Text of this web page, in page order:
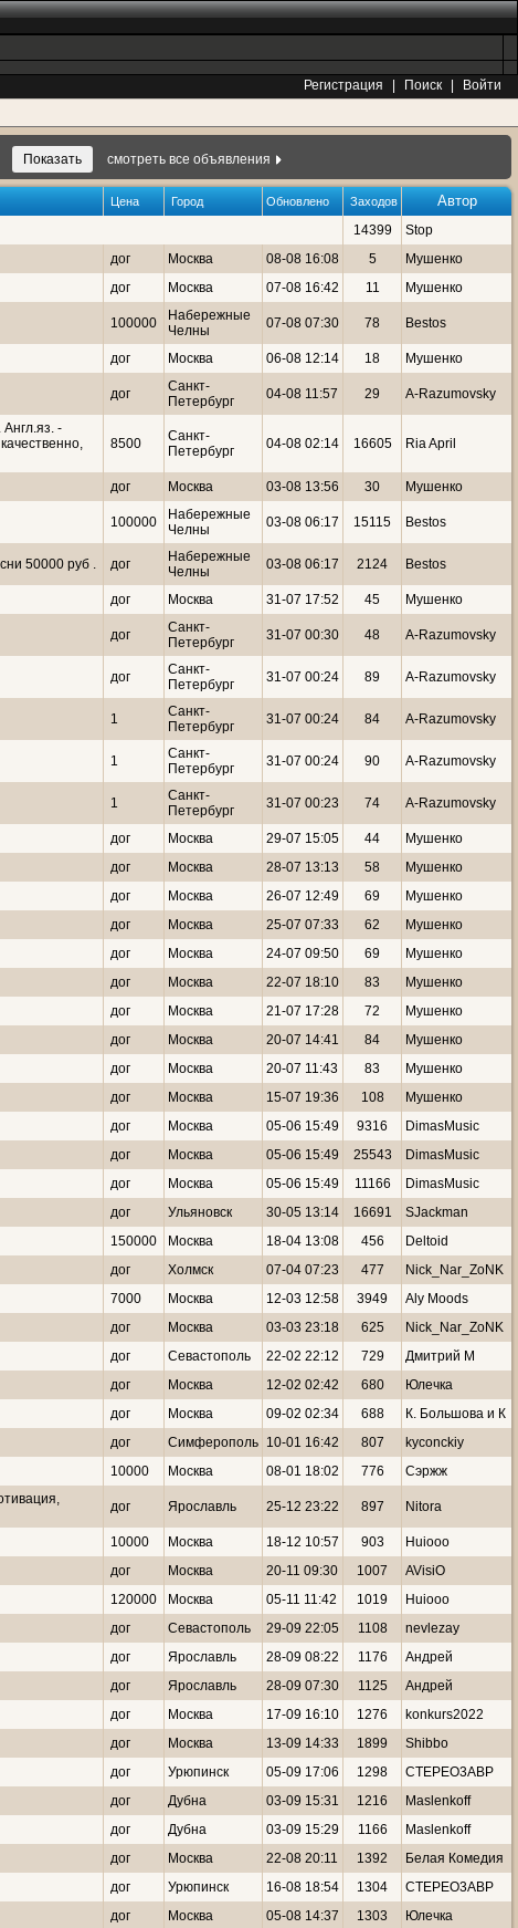
Регистрация Поиск
Войти
смотреть все объявления
Цена Город Обновлено Заходов Автор
14399
Stop
дог Москва 08-08 16:08 5
Мушенко
дог Москва 07-08 16:42 11 Мушенко
100000
Набережные
Челны
07-08 07:30 78 Bestos
дог Москва 06-08 12:14 18 Мушенко
дог
Санкт-
Петербург
04-08 11:57 29 A-Razumovsky
-
8500
Санкт-
Петербург
04-08 02:14 16605 Ria April
дог Москва 03-08 13:56 30 Мушенко
100000
Набережные
Челны
03-08 06:17 15115 Bestos
50000 руб . дог
Набережные
Челны
03-08 06:17 2124 Bestos
дог Москва 31-07 17:52 45 Мушенко
дог
Санкт-
Петербург
31-07 00:30 48 A-Razumovsky
дог
Санкт-
Петербург
31-07 00:24 89 A-Razumovsky
1
Санкт-
Петербург
31-07 00:24 84 A-Razumovsky
1
Санкт-
Петербург
31-07 00:24 90 A-Razumovsky
1
Санкт-
Петербург
31-07 00:23 74 A-Razumovsky
дог Москва 29-07 15:05 44
Мушенко
дог Москва 28-07 13:13 58
Мушенко
дог Москва 26-07 12:49 69
Мушенко
дог Москва 25-07 07:33 62
Мушенко
дог Москва 24-07 09:50 69
Мушенко
дог Москва 22-07 18:10 83
Мушенко
дог Москва 21-07 17:28 72
Мушенко
дог Москва 20-07 14:41 84
Мушенко
дог Москва 20-07 11:43 83
Мушенко
дог Москва 15-07 19:36 108
Мушенко
дог Москва 05-06 15:49 9316
DimasMusic
дог Москва 05-06 15:49 25543
DimasMusic
дог Москва 05-06 15:49 11166
DimasMusic
дог Ульяновск 30-05 13:14 16691
SJackman
150000 Москва 18-04 13:08 456
Deltoid
дог Холмск 07-04 07:23 477
Nick_Nar_ZoNK
7000 Москва 12-03 12:58 3949
Aly Moods
дог Москва 03-03 23:18 625
Nick_Nar_ZoNK
дог Севастополь 22-02 22:12 729
Дмитрий М
дог Москва 12-02 02:42 680
Юлечка
дог Москва 09-02 02:34 688
К. Большова и К
дог Симферополь 10-01 16:42 807
kyconckiy
10000 Москва 08-01 18:02 776 Сэржж
дог Ярославль 25-12 23:22 897 Nitora
10000 Москва 18-12 10:57 903
Huiooo
дог Москва 20-11 09:30 1007
AVisiO
120000 Москва 05-11 11:42 1019
Huiooo
дог Севастополь 29-09 22:05 1108
nevlezay
дог Ярославль 28-09 08:22 1176
Андрей
дог Ярославль 28-09 07:30 1125
Андрей
дог Москва 17-09 16:10 1276
konkurs2022
дог Москва 13-09 14:33 1899
Shibbo
дог Урюпинск 05-09 17:06 1298
CTEPEO3ABP
дог Дубна 03-09 15:31 1216
Maslenkoff
дог Дубна 03-09 15:29 1166
Maslenkoff
дог Москва 22-08 20:11 1392
Белая Комедия
дог Урюпинск 16-08 18:54 1304
CTEPEO3ABP
дог Москва 05-08 14:37 1303
Юлечка